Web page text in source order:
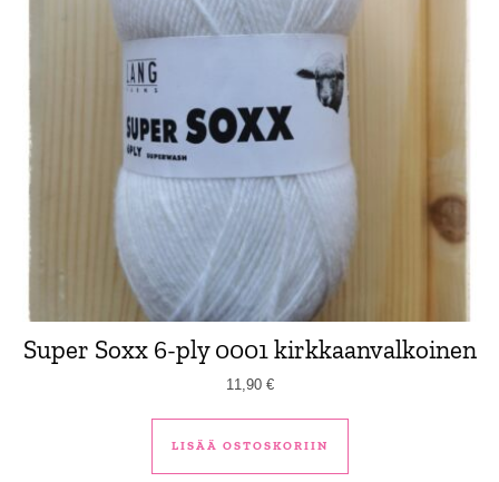
Super Soxx 6-ply 0001 kirkkaanvalkoinen
11,90 €
LISÄÄ OSTOSKORIIN